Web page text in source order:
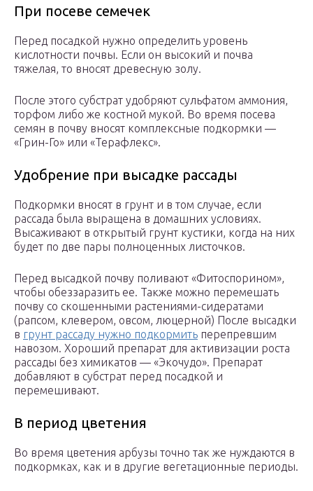
При посеве семечек
Перед посадкой нужно определить уровень
кислотности почвы. Если он высокий и почва
тяжелая, то вносят древесную золу.
После этого субстрат удобряют сульфатом аммония,
торфом либо же костной мукой. Во время посева
семян в почву вносят комплексные подкормки —
«Грин-Го» или «Терафлекс».
Удобрение при высадке рассады
Подкормки вносят в грунт и в том случае, если
рассада была выращена в домашних условиях.
Высаживают в открытый грунт кустики, когда на них
будет по две пары полноценных листочков.
Перед высадкой почву поливают «Фитоспорином»,
чтобы обеззаразить ее. Также можно перемешать
почву со скошенными растениями-сидератами
(рапсом, клевером, овсом, люцерной) После высадки
в грунт рассаду нужно подкормить перепревшим
навозом. Хороший препарат для активизации роста
рассады без химикатов — «Экочудо». Препарат
добавляют в субстрат перед посадкой и
перемешивают.
В период цветения
Во время цветения арбузы точно так же нуждаются в
подкормках, как и в другие вегетационные периоды.